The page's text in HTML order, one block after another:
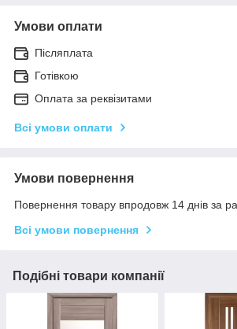
Умови оплати
Післяплата
Готівкою
Оплата за реквізитами
Всі умови оплати
Умови повернення
Повернення товару впродовж 14 днів за
Всі умови повернення
Подібні товари компанії